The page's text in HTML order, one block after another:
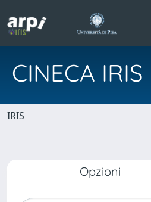
CINECA IRIS
IRIS
Opzioni